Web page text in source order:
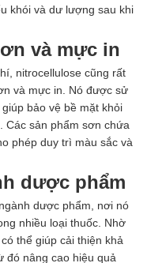
khói và dư lượng sau khi
và mực in
nitrocellulose cũng rất
và mực in. Nó được sử
bảo vệ bề mặt khỏi
Các sản phẩm sơn chứa
phép duy trì màu sắc và
dược phẩm
dược phẩm, nơi nó
nhiều loại thuốc. Nhờ
thể giúp cải thiện khả
đó nâng cao hiệu quả